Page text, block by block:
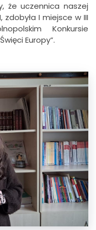
uczennica naszej
zdobyła I miejsce w III
Konkursie
Europy”.